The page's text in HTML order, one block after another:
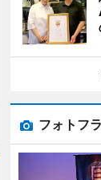
フォトフ